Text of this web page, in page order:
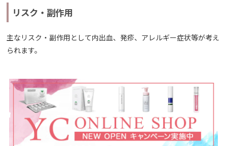
リスク・副作用
主なリスク・副作用として内出血、発疹、アレルギー症状等が考え
られます。